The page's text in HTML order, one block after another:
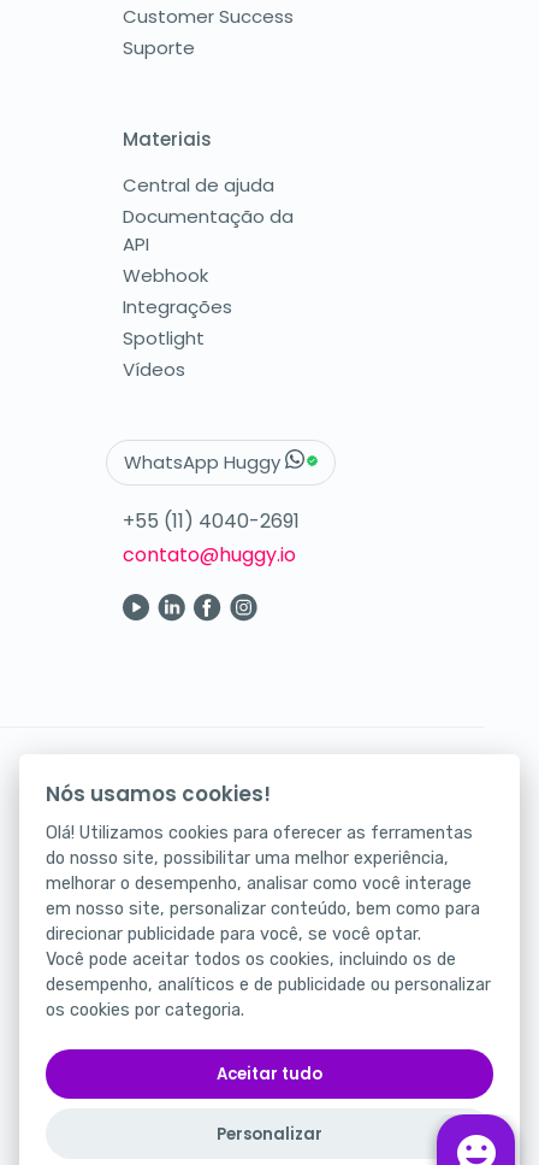
Customer Success
Suporte
Materiais
Central de ajuda
Documentação da
API
Webhook
Integrações
Spotlight
Vídeos
WhatsApp Huggy
+55 (11) 4040-2691
contato@huggy.io
Baixe agora nosso app!
Portal da Privacidade
Português
Nós usamos cookies!
Olá! Utilizamos cookies para oferecer as ferramentas
do nosso site, possibilitar uma melhor experiência,
melhorar o desempenho, analisar como você interage
em nosso site, personalizar conteúdo, bem como para
direcionar publicidade para você, se você optar.
Você pode aceitar todos os cookies, incluindo os de
desempenho, analíticos e de publicidade ou personalizar
os cookies por categoria.
Aceitar tudo
Personalizar